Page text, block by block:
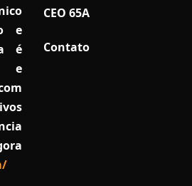
e
é
e
CEO 65A
Contato